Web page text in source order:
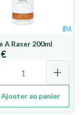
A Raser 200ml
Ajouter au panier